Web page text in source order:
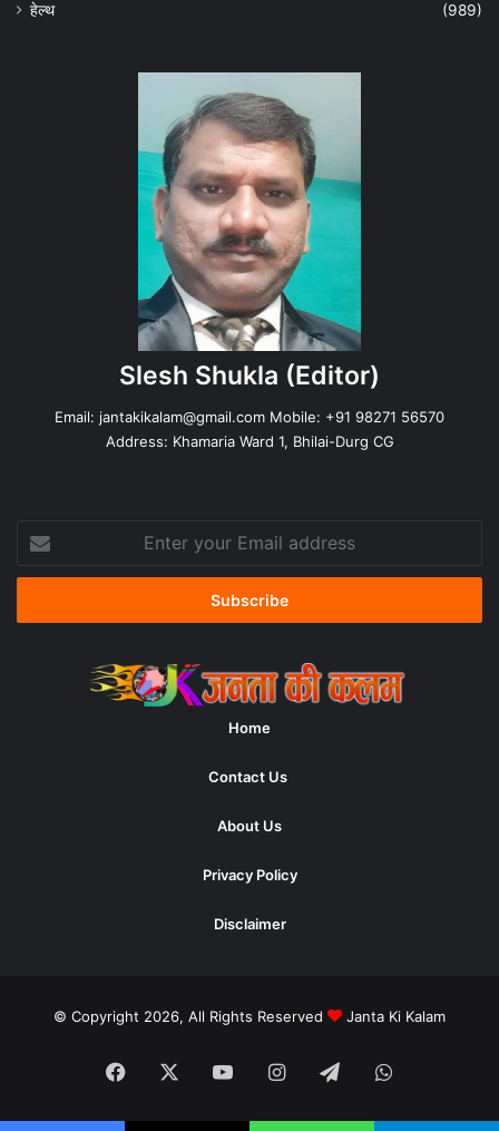
हेल्‍थ
(989)
Slesh Shukla (Editor)
Email: jantakikalam@gmail.com Mobile: +91 98271 56570
Address: Khamaria Ward 1, Bhilai-Durg CG
your
Email
Home
Contact Us
About Us
Privacy Policy
Disclaimer
© Copyright 2026, All Rights Reserved Janta Ki Kalam
Facebook YouTubeInstagram
TelegramWhatsApp